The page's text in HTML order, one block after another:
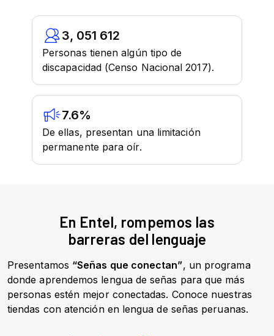
En Entel, rompemos las
barreras del lenguaje
Presentamos “Señas que conectan”, un programa
donde aprendemos lengua de señas para que más
personas estén mejor conectadas. Conoce nuestras
tiendas con atención en lengua de señas peruanas.